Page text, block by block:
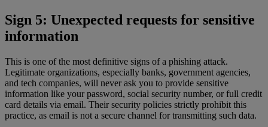
Sign 5: Unexpected requests for sensitive
information
This is one of the most definitive signs of a phishing attack.
Legitimate organizations, especially banks, government agencies,
and tech companies, will never ask you to provide sensitive
information like your password, social security number, or full credit
card details via email. Their security policies strictly prohibit this
practice, as email is not a secure channel for transmitting such data.